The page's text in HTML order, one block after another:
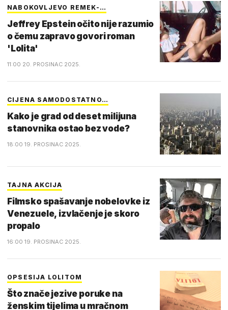
NABOKOVLJEVO REMEK-…
Jeffrey Epstein očito nije razumio
o čemu zapravo govori roman
'Lolita'
11:00 20. PROSINAC 2025.
CIJENA SAMODOSTATNO…
Kako je grad od deset milijuna
stanovnika ostao bez vode?
18:00 19. PROSINAC 2025.
TAJNA AKCIJA
Filmsko spašavanje nobelovke iz
Venezuele, izvlačenje je skoro
propalo
16:00 19. PROSINAC 2025.
OPSESIJA LOLITOM
Što znače jezive poruke na
ženskim tijelima u mračnom